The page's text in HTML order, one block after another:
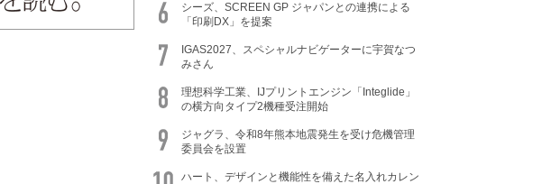
シーズ、SCREEN GP ジャパンとの連携による
「印刷DX」を提案
IGAS2027、スペシャルナビゲーターに宇賀なつ
みさん
理想科学工業、IJプリントエンジン「Integlide」
の横方向タイプ2機種受注開始
ジャグラ、令和8年熊本地震発生を受け危機管理
委員会を設置
ハート、デザインと機能性を備えた名入れカレン